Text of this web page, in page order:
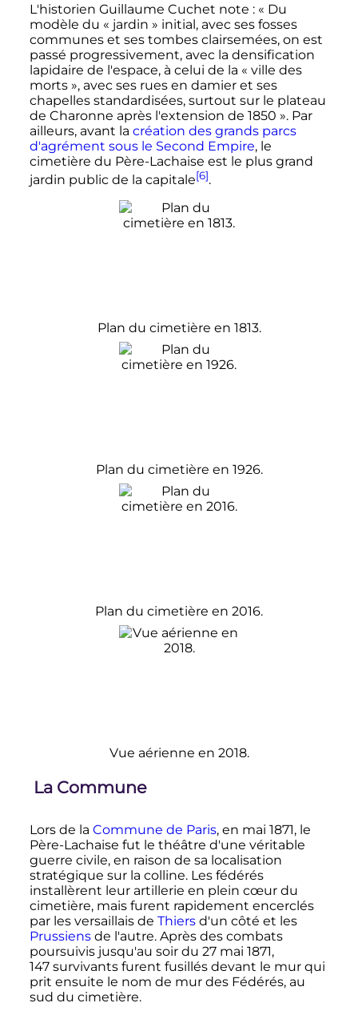
L'historien Guillaume Cuchet note : « Du
modèle du « jardin » initial, avec ses fosses
communes et ses tombes clairsemées, on est
passé progressivement, avec la densification
lapidaire de l'espace, à celui de la « ville des
morts », avec ses rues en damier et ses
chapelles standardisées, surtout sur le plateau
de Charonne après l'extension de 1850 ». Par
ailleurs, avant la création des grands parcs
d'agrément sous le Second Empire, le
cimetière du Père-Lachaise est le plus grand
jardin public de la capitale[6].
Plan du cimetière en 1813.
Plan du cimetière en 1926.
Plan du cimetière en 2016.
Vue aérienne en 2018.
La Commune
Lors de la Commune de Paris, en mai 1871, le
Père-Lachaise fut le théâtre d'une véritable
guerre civile, en raison de sa localisation
stratégique sur la colline. Les fédérés
installèrent leur artillerie en plein cœur du
cimetière, mais furent rapidement encerclés
par les versaillais de Thiersd'un côté et les
Prussiensde l'autre. Après des combats
poursuivis jusqu'au soir du 27 mai 1871,
147 survivantsfurent fusillés devant le mur qui
prit ensuite le nom de mur des Fédérés, au
sud du cimetière.